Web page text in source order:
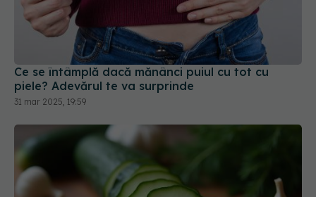
Ce se întâmplă dacă mănânci puiul cu tot cu
piele? Adevărul te va surprinde
31 mar 2025, 19:59